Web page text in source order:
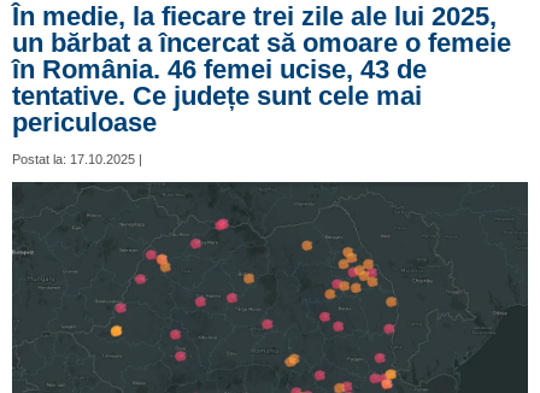
În medie, la fiecare trei zile ale lui 2025,
un bărbat a încercat să omoare o femeie
în România. 46 femei ucise, 43 de
tentative. Ce județe sunt cele mai
periculoase
Postat la: 17.10.2025 |